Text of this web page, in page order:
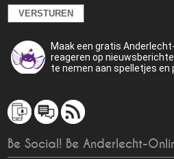
Maak een gratis
reageren op
te nemen aan spelletjes en
Be Social! Be Anderlecht-